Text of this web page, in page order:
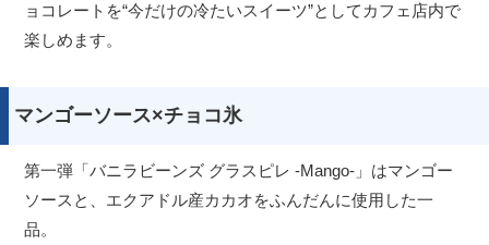
ョコレートを“今だけの冷たいスイーツ”としてカフェ店内で
楽しめます。
マンゴーソース×チョコ氷
第一弾「バニラビーンズ グラスピレ -Mango-」はマンゴー
ソースと、エクアドル産カカオをふんだんに使用した一
品。